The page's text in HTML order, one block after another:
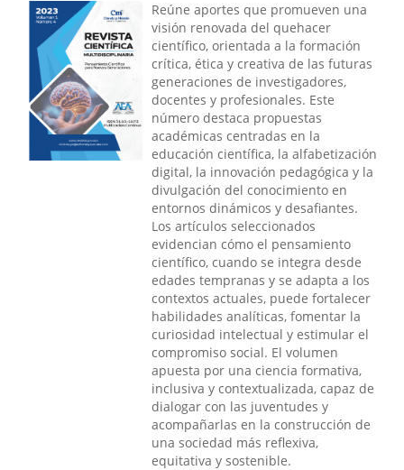
Reúne aportes que promueven una
visión renovada del quehacer
científico, orientada a la formación
crítica, ética y creativa de las futuras
generaciones de investigadores,
docentes y profesionales. Este
número destaca propuestas
académicas centradas en la
educación científica, la alfabetización
digital, la innovación pedagógica y la
divulgación del conocimiento en
entornos dinámicos y desafiantes.
Los artículos seleccionados
evidencian cómo el pensamiento
científico, cuando se integra desde
edades tempranas y se adapta a los
contextos actuales, puede fortalecer
habilidades analíticas, fomentar la
curiosidad intelectual y estimular el
compromiso social. El volumen
apuesta por una ciencia formativa,
inclusiva y contextualizada, capaz de
dialogar con las juventudes y
acompañarlas en la construcción de
una sociedad más reflexiva,
equitativa y sostenible.